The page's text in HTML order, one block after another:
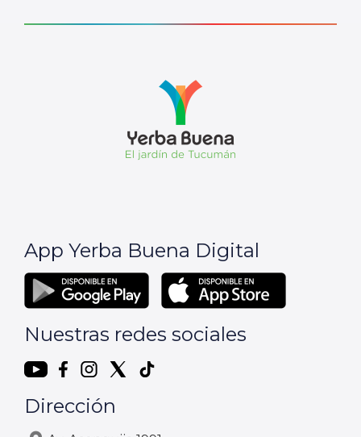
App Yerba Buena Digital
Nuestras redes sociales
Dirección